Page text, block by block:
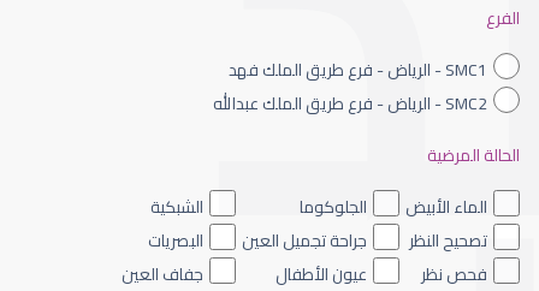
عيون الاطفال الملونه
الفرع
SMC1 - الرياض - فرع طريق الملك فهد
SMC2 - الرياض - فرع طريق الملك عبدالله
الحالة المرضية
الماء الأبيض
الجلوكوما
الشبكية
تصحيح النظر
جراحة تجميل العين
البصريات
فحص نظر
عيون الأطفال جفاف العين